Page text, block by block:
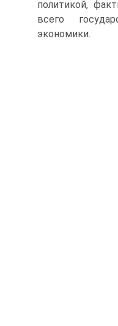
политикой,
всего
экономики.